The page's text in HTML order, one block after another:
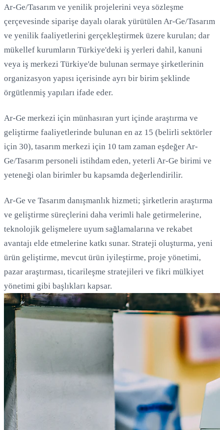
Ar-Ge/Tasarım ve yenilik projelerini veya sözleşme
çerçevesinde siparişe dayalı olarak yürütülen Ar-Ge/Tasarım
ve yenilik faaliyetlerini gerçekleştirmek üzere kurulan; dar
mükellef kurumların Türkiye'deki iş yerleri dahil, kanuni
veya iş merkezi Türkiye'de bulunan sermaye şirketlerinin
organizasyon yapısı içerisinde ayrı bir birim şeklinde
örgütlenmiş yapıları ifade eder.
Ar-Ge merkezi için münhasıran yurt içinde araştırma ve
geliştirme faaliyetlerinde bulunan en az 15 (belirli sektörler
için 30), tasarım merkezi için 10 tam zaman eşdeğer Ar-
Ge/Tasarım personeli istihdam eden, yeterli Ar-Ge birimi ve
yeteneği olan birimler bu kapsamda değerlendirilir.
Ar-Ge ve Tasarım danışmanlık hizmeti; şirketlerin araştırma
ve geliştirme süreçlerini daha verimli hale getirmelerine,
teknolojik gelişmelere uyum sağlamalarına ve rekabet
avantajı elde etmelerine katkı sunar. Strateji oluşturma, yeni
ürün geliştirme, mevcut ürün iyileştirme, proje yönetimi,
pazar araştırması, ticarileşme stratejileri ve fikri mülkiyet
yönetimi gibi başlıkları kapsar.